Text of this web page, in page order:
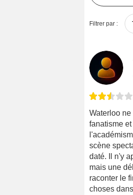
Filtrer par :
Waterloo
fanatisme
scène
daté. Il n'y
mais une
raconter le
choses